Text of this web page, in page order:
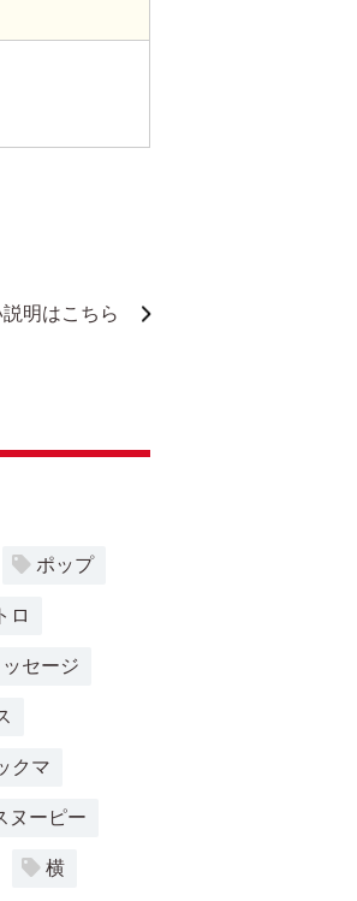
明はこちら
ポップ
ロ
ッセージ
クマ
ヌーピー
横